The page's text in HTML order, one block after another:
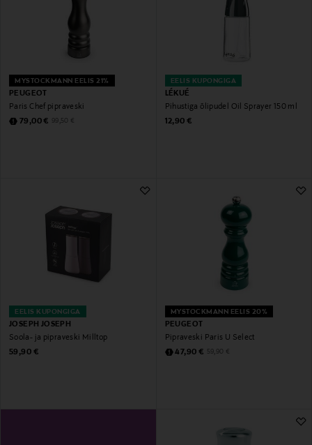
MYSTOCKMANN EELIS 21%
PEUGEOT
Paris Chef pipraveski
Discounted Price
79,00 € Original Price
99,50 €
EELIS KUPONGIGA
LÉKUÉ
Pihustiga õlipudel Oil Sprayer 150 ml
Original Price
12,90 €
EELIS KUPONGIGA
JOSEPH JOSEPH
Soola- ja pipraveski Milltop
Original Price
59,90 €
MYSTOCKMANN EELIS 20%
PEUGEOT
Pipraveski Paris U Select
Discounted Price
47,90 € Original Price
59,90 €